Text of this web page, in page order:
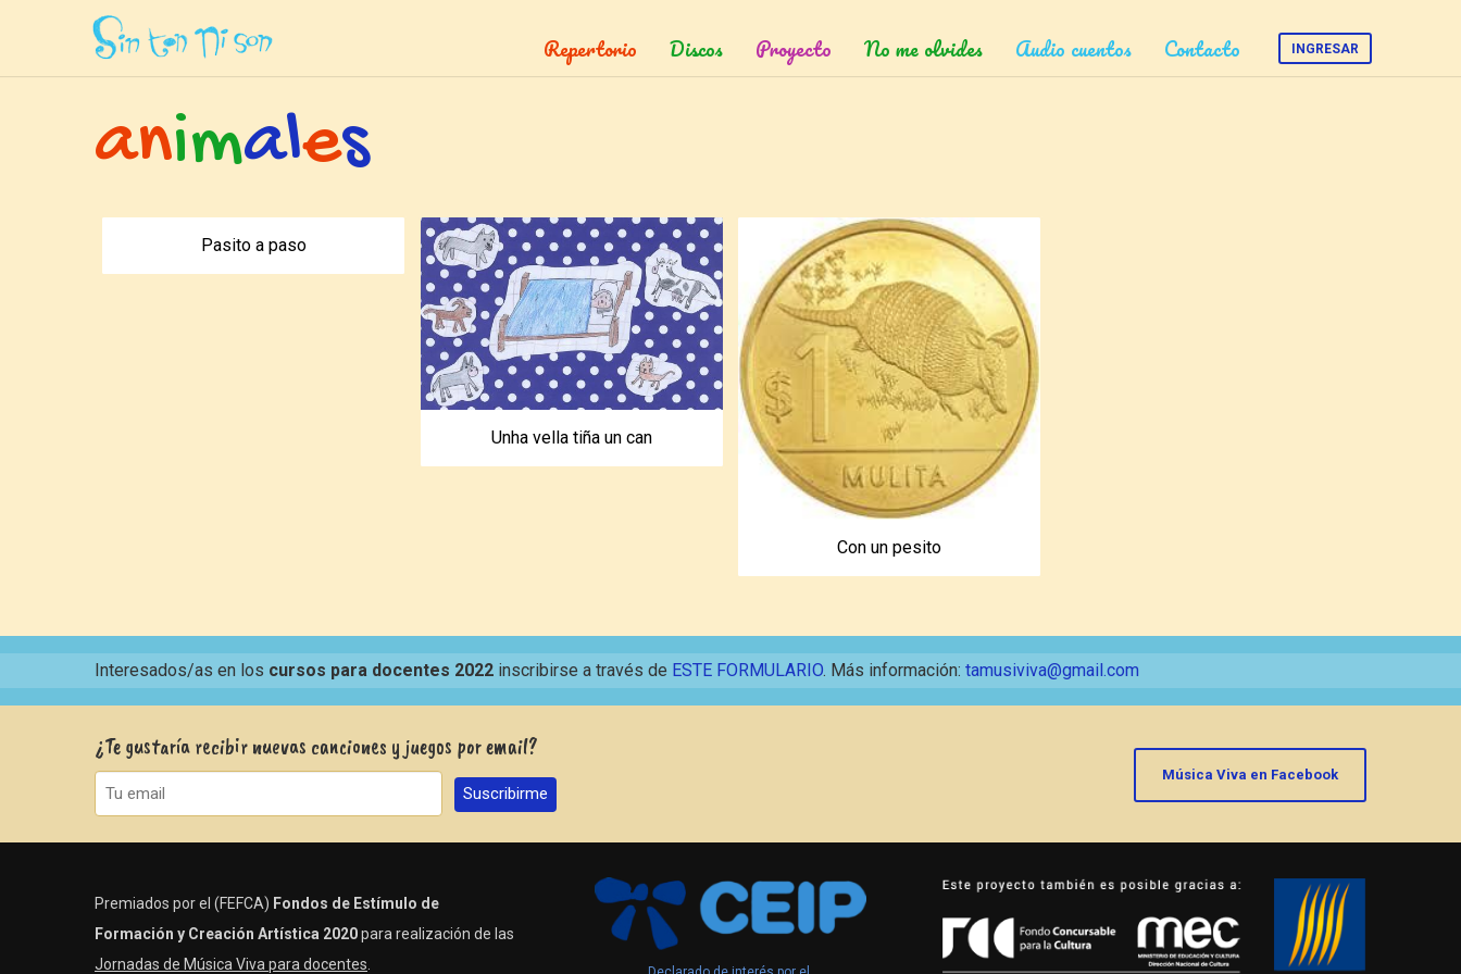
Repertorio Discos Proyecto No me olvides Audio cuentos Contacto INGRESAR
Inicio » Etiquetas » Animales
animales
Pasito a paso
Unha vella tiña un can
Con un pesito
Interesados/as en los cursos para docentes 2022 inscribirse a través de ESTE FORMULARIO. Más información: tamusiviva@gmail.com
¿Te gustaría recibir nuevas canciones y juegos por email?
Música Viva en Facebook
Premiados por el (FEFCA) Fondos de Estímulo de
Formación y Creación Artística 2020para realización de las
Jornadas de Música Viva para docentes.